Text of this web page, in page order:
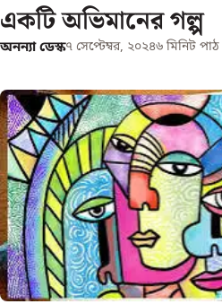
একটি অভিমানের গল্প
অনন্যা ডেস্ক৭ সেপ্টেম্বর, ২০২৪৬ মিনিট পাঠ